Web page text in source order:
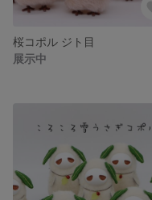
桜コポル ジト目
展示中